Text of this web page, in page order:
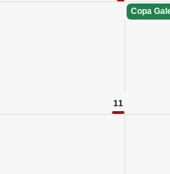
Copa
11